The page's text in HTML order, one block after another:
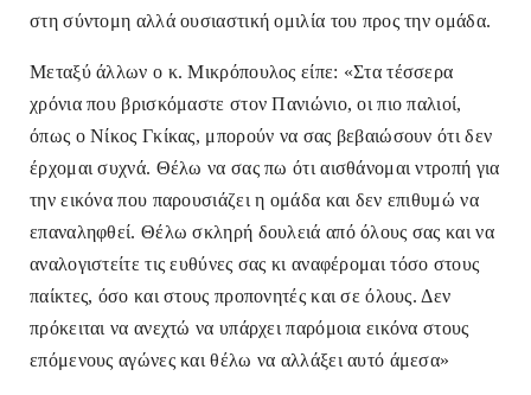
στη σύντομη αλλά ουσιαστική ομιλία του προς την ομάδα.
Μεταξύ άλλων ο κ. Μικρόπουλος είπε: «Στα τέσσερα
χρόνια που βρισκόμαστε στον Πανιώνιο, οι πιο παλιοί,
όπως ο Νίκος Γκίκας, μπορούν να σας βεβαιώσουν ότι δεν
έρχομαι συχνά. Θέλω να σας πω ότι αισθάνομαι ντροπή για
την εικόνα που παρουσιάζει η ομάδα και δεν επιθυμώ να
επαναληφθεί. Θέλω σκληρή δουλειά από όλους σας και να
αναλογιστείτε τις ευθύνες σας κι αναφέρομαι τόσο στους
παίκτες, όσο και στους προπονητές και σε όλους. Δεν
πρόκειται να ανεχτώ να υπάρχει παρόμοια εικόνα στους
επόμενους αγώνες και θέλω να αλλάξει αυτό άμεσα»